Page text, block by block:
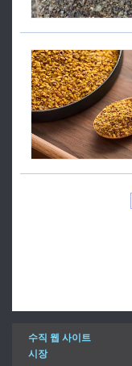
수직 웹 사이트
시장